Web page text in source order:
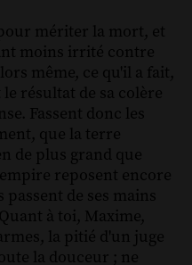
mériter la mort, et
moins irrité contre
même, ce qu'il a fait,
résultat de sa colère
Fassent donc les
que la terre
de plus grand que
reposent encore
de ses mains
à toi, Maxime,
la pitié d'un juge
la douceur ; ne